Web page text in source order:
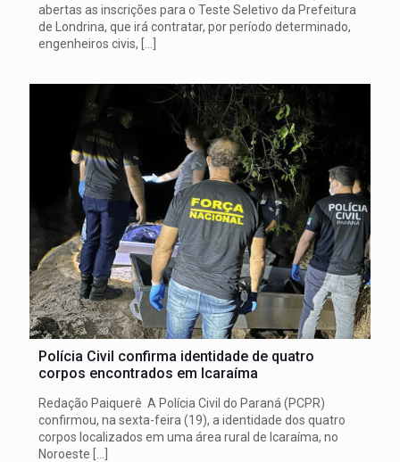
abertas as inscrições para o Teste Seletivo da Prefeitura
de Londrina, que irá contratar, por período determinado,
engenheiros civis, […]
Polícia Civil confirma identidade de quatro
corpos encontrados em Icaraíma
Redação Paiquerê A Polícia Civil do Paraná (PCPR)
confirmou, na sexta-feira (19), a identidade dos quatro
corpos localizados em uma área rural de Icaraíma, no
Noroeste